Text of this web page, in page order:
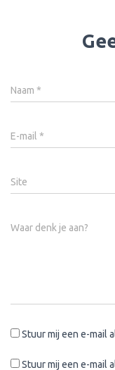
Naam *
E-mail *
Site
Waar denk je aan?
Stuur mij een e-mail
Stuur mij een e-mail